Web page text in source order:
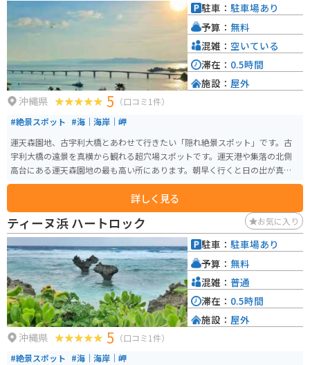
沖縄県 5 （口コミ1件）
#絶景スポット #海｜海岸｜岬
運天森園地、古宇利大橋とあわせて行きたい「隠れ絶景スポット」です。古
宇利大橋の遠景を真横から観れる超穴場スポットです。運天港や集落の北側
高台にある運天森園地の最も高い所にあります。朝早く行くと日の出が真正
面に見られます。
詳しく見る
駐車： 駐車場あり
予算： 無料
混雑： 空いている
滞在： 0.5時間
施設： 屋外
ティーヌ浜 ハートロック お気に入り
沖縄県 5 （口コミ1件）
#絶景スポット #海｜海岸｜岬
駐車： 駐車場あり
予算： 無料
混雑： 普通
滞在： 0.5時間
施設： 屋外